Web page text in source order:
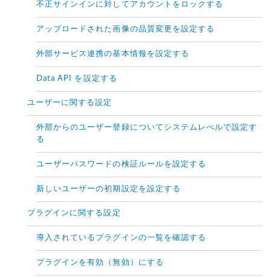
不正サインインに対してアカウントをロックする
アップロードされた画像の品質変更を設定する
外部サービス連携の基本情報を設定する
Data API を設定する
ユーザーに関する設定
外部からのユーザー登録についてシステムレべルで設定す
る
ユーザーパスワードの検証ルールを設定する
新しいユーザーの初期設定を設定する
プラグインに関する設定
導入されているプラグインの一覧を確認する
プラグインを有効（無効）にする